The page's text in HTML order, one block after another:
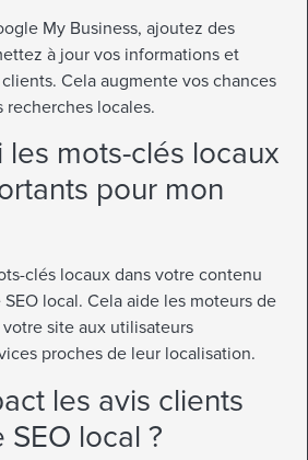
My Business, ajoutez des
à jour vos informations et
Cela augmente vos chances
recherches locales.
les mots-clés locaux
pour mon
clés locaux dans votre contenu
local. Cela aide les moteurs de
site aux utilisateurs
proches de leur localisation.
les avis clients
SEO local ?